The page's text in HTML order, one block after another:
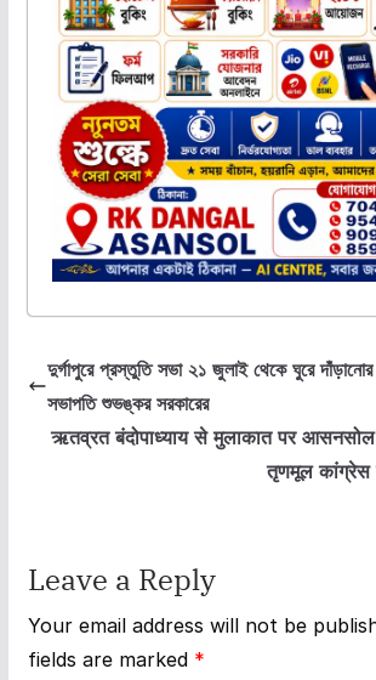
দুর্গাপুরে প্রস্তুতি সভা ২১ জুলাই থেকে ঘুরে
সভাপতি শুভঙ্কর সরকারের
ऋतव्रत बंदोपाध्याय से मुलाकात पर
तृणमूल
Leave a Reply
Your email address will not be
fields are marked *